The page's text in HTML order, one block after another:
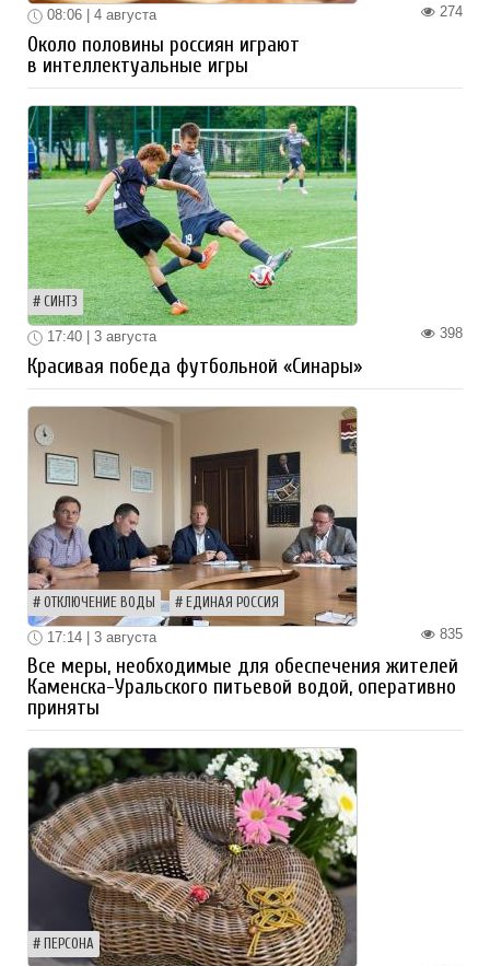
274
08:06 | 4 августа
Около половины россиян играют
в интеллектуальные игры
СИНТЗ
398
17:40 | 3 августа
Красивая победа футбольной «Синары»
ОТКЛЮЧЕНИЕ ВОДЫ ЕДИНАЯ РОССИЯ
835
17:14 | 3 августа
Все меры, необходимые для обеспечения жителей
Каменска-Уральского питьевой водой, оперативно
приняты
ПЕРСОНА